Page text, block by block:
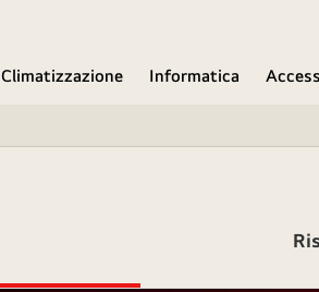
Climatizzazione Informatica